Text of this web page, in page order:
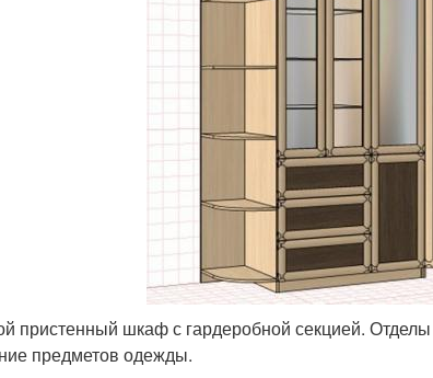
пристенный шкаф с гардеробной секцией.
предметов одежды.